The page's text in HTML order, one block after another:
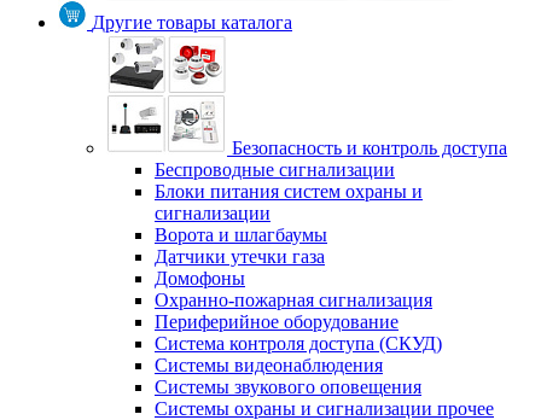
Другие товары каталога
Безопасность и контроль доступа
Беспроводные сигнализации
Блоки питания систем охраны и
сигнализации
Ворота и шлагбаумы
Датчики утечки газа
Домофоны
Охранно-пожарная сигнализация
Периферийное оборудование
Система контроля доступа (СКУД)
Системы видеонаблюдения
Системы звукового оповещения
Системы охраны и сигнализации прочее